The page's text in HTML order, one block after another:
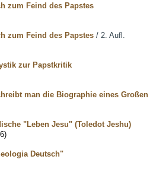
zum Feind des Papstes
zum Feind des Papstes / 2. Aufl.
zur Papstkritik
man die Biographie eines
"Leben Jesu" (Toledot Jeshu)
)
Deutsch"